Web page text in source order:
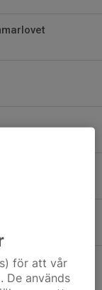
16
minnen
för att vår
De används